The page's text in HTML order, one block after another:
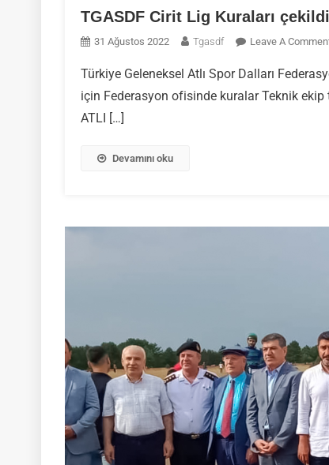
TGASDF Cirit Lig Kuraları çekildi
31 Ağustos 2022 Tgasdf Leave A
Türkiye Geleneksel Atlı Spor Dalları
için Federasyon ofisinde kuralar Teknik
ATLI […]
Devamını oku